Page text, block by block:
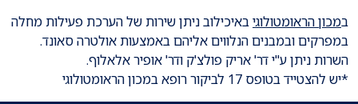
במכון הראומטולוגיבאיכילוב ניתן שירות של הערכת פעילות מחלה
במפרקים ובמבנים הנלווים אליהם באמצעות אולטרה סאונד.
השרות ניתן ע"י דר' אריק פולצ'ק ודר' אופיר אלאלוף.
*יש להצטייד בטופס 17 לביקור רופא במכון הראומטולוגי